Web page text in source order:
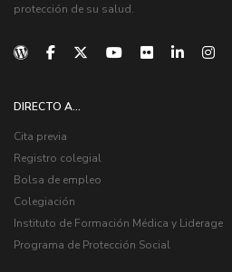
protección de su salud.
DIRECTO A...
Cita previa
Registro colegial
Bolsa de empleo
Colegiación
Instituto de Formación Médica y Liderage
Programa de Protección Social